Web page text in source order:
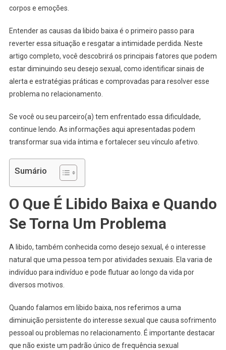
corpos e emoções.
Entender as causas da libido baixa é o primeiro passo para
reverter essa situação e resgatar a intimidade perdida. Neste
artigo completo, você descobrirá os principais fatores que podem
estar diminuindo seu desejo sexual, como identificar sinais de
alerta e estratégias práticas e comprovadas para resolver esse
problema no relacionamento.
Se você ou seu parceiro(a) tem enfrentado essa dificuldade,
continue lendo. As informações aqui apresentadas podem
transformar sua vida íntima e fortalecer seu vínculo afetivo.
Sumário
O Que É Libido Baixa e Quando
Se Torna Um Problema
A libido, também conhecida como desejo sexual, é o interesse
natural que uma pessoa tem por atividades sexuais. Ela varia de
indivíduo para indivíduo e pode flutuar ao longo da vida por
diversos motivos.
Quando falamos em libido baixa, nos referimos a uma
diminuição persistente do interesse sexual que causa sofrimento
pessoal ou problemas no relacionamento. É importante destacar
que não existe um padrão único de frequência sexual